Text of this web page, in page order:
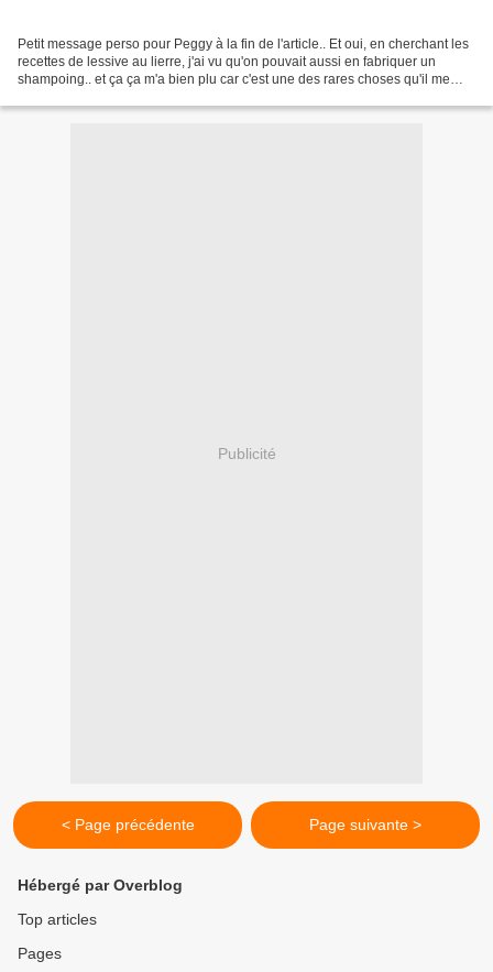
Petit message perso pour Peggy à la fin de l'article.. Et oui, en cherchant les
recettes de lessive au lierre, j'ai vu qu'on pouvait aussi en fabriquer un
shampoing.. et ça ça m'a bien plu car c'est une des rares choses qu'il me
Publicité
< Page précédente Page suivante >
Hébergé par Overblog
Top articles
Pages